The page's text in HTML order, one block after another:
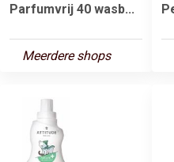
Parfumvrij 40 wasb...
Meerdere shops